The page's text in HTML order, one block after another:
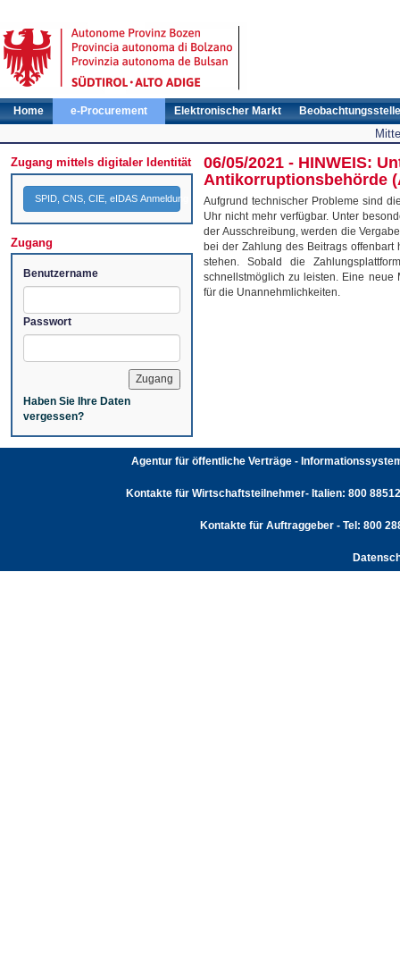
Home e-Procurement Elektronischer Markt Beobachtungsstelle
Zugang mittels digitaler Identität
SPID, CNS, CIE, eIDAS Anmeldung
Zugang
Benutzername
Passwort
Haben Sie Ihre Daten
vergessen?
06/05/2021 - HINWEIS:
Antikorruptionsbehörde
Aufgrund technischer Probleme sind
Uhr nicht mehr verfügbar. Unter
der Ausschreibung, werden die
bei der Zahlung des Beitrags
stehen. Sobald die
schnellstmöglich zu leisten. Eine neue
für die Unannehmlichkeiten.
Agentur für öffentliche Verträge -
Kontakte für Wirtschaftsteilnehmer- Italien: 800
Kontakte für Auftraggeber - Tel: 800